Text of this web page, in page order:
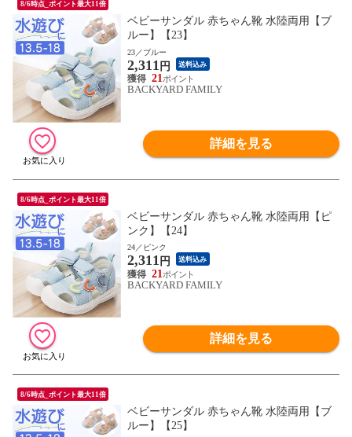
8/6時点_ポイント最大11倍
ベビーサンダル 赤ちゃん靴 水陸両用【ブ
ルー】【23】
23／ブルー
2,311 円 送料込み
21
BACKYARD FAMILY
詳細を見る
8/6時点_ポイント最大11倍
ベビーサンダル 赤ちゃん靴 水陸両用【ピ
ンク】【24】
24／ピンク
2,311 円 送料込み
21
BACKYARD FAMILY
詳細を見る
8/6時点_ポイント最大11倍
ベビーサンダル 赤ちゃん靴 水陸両用【ブ
ルー】【25】